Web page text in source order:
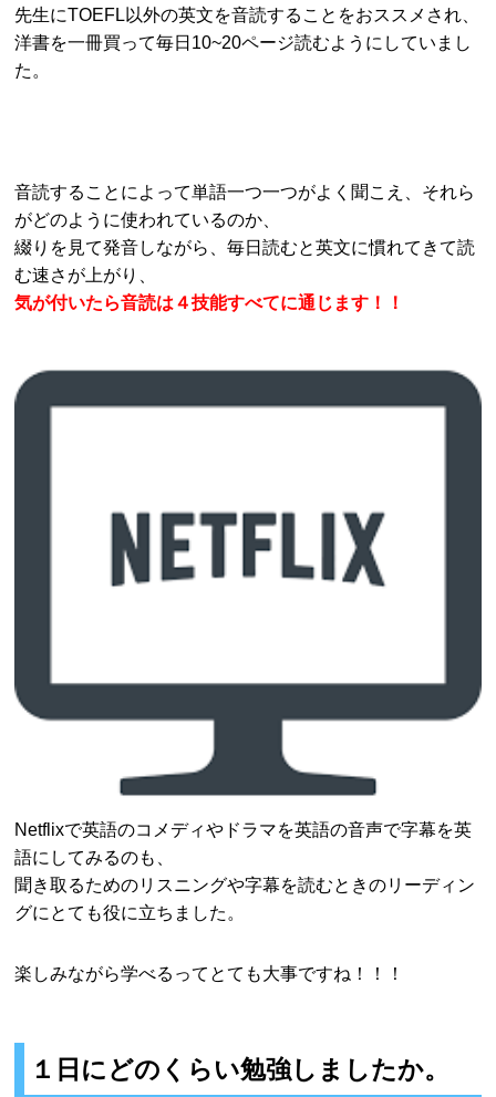
先生にTOEFL以外の英文を音読することをおススメされ、
洋書を一冊買って毎日10~20ページ読むようにしていまし
た。
音読することによって単語一つ一つがよく聞こえ、それら
がどのように使われているのか、
綴りを見て発音しながら、毎日読むと英文に慣れてきて読
む速さが上がり、
気が付いたら音読は４技能すべてに通じます！！
Netflixで英語のコメディやドラマを英語の音声で字幕を英
語にしてみるのも、
聞き取るためのリスニングや字幕を読むときのリーディン
グにとても役に立ちました。
楽しみながら学べるってとても大事ですね！！！
１日にどのくらい勉強しましたか。